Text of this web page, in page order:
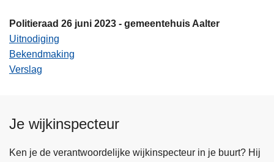
Politieraad 26 juni 2023 - gemeentehuis Aalter
Uitnodiging
Bekendmaking
Verslag
Je wijkinspecteur
Ken je de verantwoordelijke wijkinspecteur in je buurt? Hij